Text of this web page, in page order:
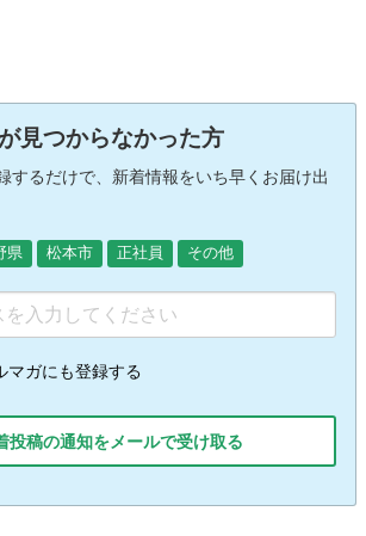
見つからなかった方
するだけで、新着情報をいち早くお届け出
県 松本市 正社員 その他
マガにも登録する
投稿の通知をメールで受け取る